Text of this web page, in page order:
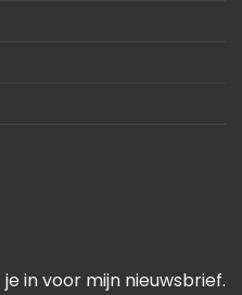
in voor mijn nieuwsbrief.